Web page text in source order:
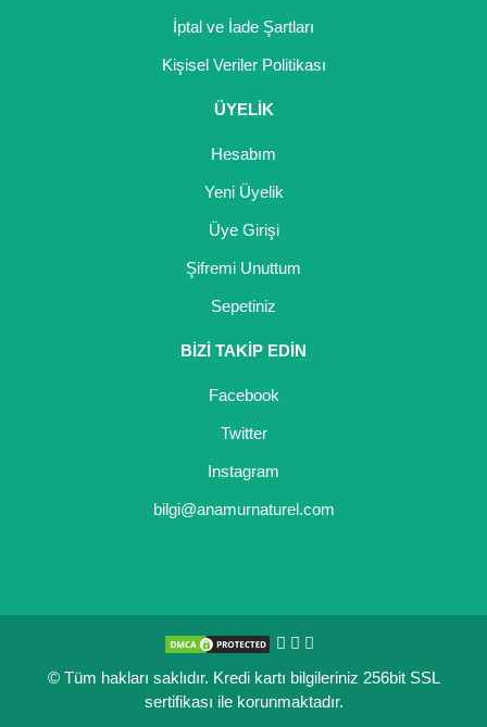
İptal ve İade Şartları
Kişisel Veriler Politikası
ÜYELİK
Hesabım
Yeni Üyelik
Üye Girişi
Şifremi Unuttum
Sepetiniz
BİZİ TAKİP EDİN
Facebook
Twitter
Instagram
bilgi@anamurnaturel.com
© Tüm hakları saklıdır. Kredi kartı bilgileriniz 256bit SSL
sertifikası ile korunmaktadır.